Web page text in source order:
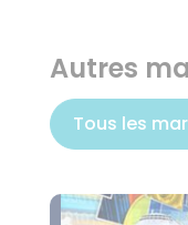
Autres
Tous les